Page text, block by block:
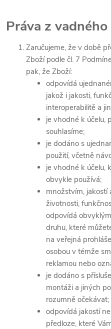
Práva z
Zaručujeme, že v době
Zboží podle čl. 7
pak, že Zboží:
odpovídá
jakož i jakosti,
interoperabilitě a
je vhodné k účelu,
souhlasíme;
je dodáno s
použití, včetně
je vhodné k účelu,
obvykle používá;
množstvím, jakostí
životnosti,
odpovídá
druhu, které
na veřejná
osobou v témže
reklamou nebo
je dodáno s
montáži a jiných
rozumně očekávat;
odpovídá jakostí
předloze, které